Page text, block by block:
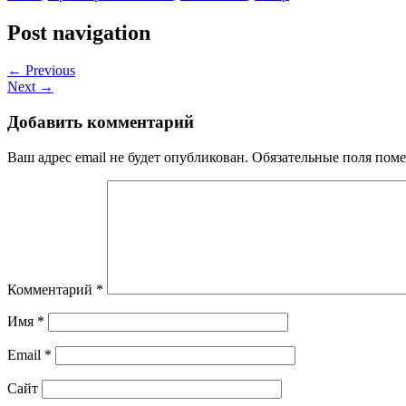
Post navigation
← Previous
Next →
Добавить комментарий
Ваш адрес email не будет опубликован. Обязательные поля
Комментарий *
Имя *
Email *
Сайт